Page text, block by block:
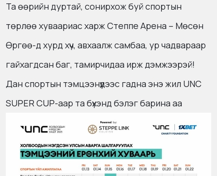
Та өөрийн дуртай, сонирхож буй спортын
төрлөө хуваариас харж Степпе Арена – Мөсөн
Өргөө-д хурд хүч, авхаалж самбаа, ур чадвараар
гайхагдсан баг, тамирчидаа ирж дэмжээрэй!
Дан спортын тэмцээнүүдээс гадна энэ жил UNC
SUPER CUP-аар та бүхэнд бэлэг барина аа